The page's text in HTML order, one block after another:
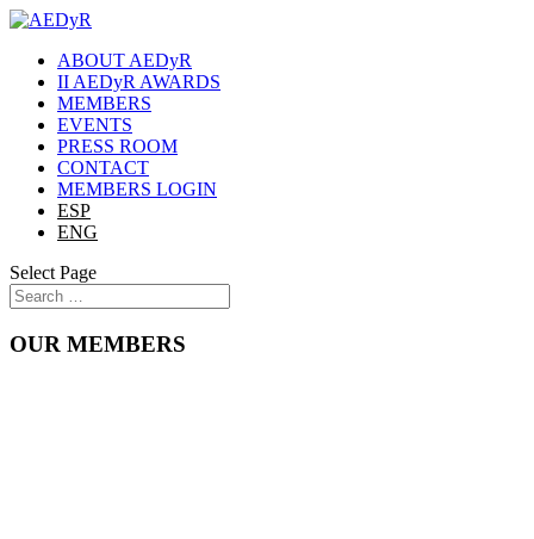
ABOUT AEDyR
II AEDyR AWARDS
MEMBERS
EVENTS
PRESS ROOM
CONTACT
MEMBERS LOGIN
ESP
ENG
Select Page
OUR MEMBERS